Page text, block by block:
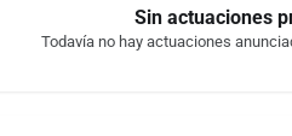
Sin actuaciones
Todavía no hay actuaciones